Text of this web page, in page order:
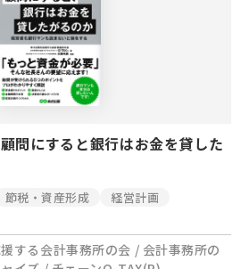
問にすると銀行はお金を貸した
節税・資産形成
経営計画
する会計事務所の会 / 会計事務所の